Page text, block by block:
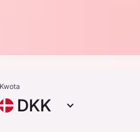
Kwota
DKK